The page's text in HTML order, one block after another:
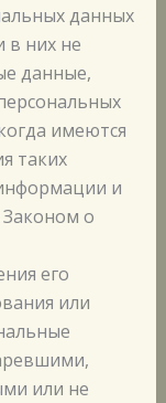
данных
в них не
данные,
имеются
таких
и
Законом о
его
или
или не